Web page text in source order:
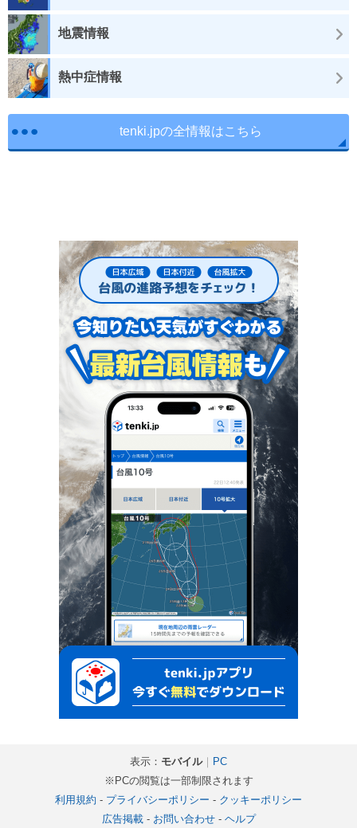
地震情報
熱中症情報
tenki.jpの全情報はこちら
表示： モバイル｜ PC
※PCの閲覧は一部制限されます
利用規約 - プライバシーポリシー - クッキーポリシー
広告掲載- お問い合わせ- ヘルプ